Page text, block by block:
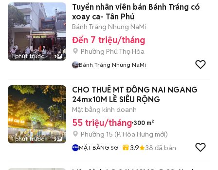
1 phút trước 1
Tuyển nhân viên bán Bánh Tráng có
xoay ca- Tân Phú
Bánh Tráng Nhung NaMi
Đến 7 triệu/tháng
Phường Phú Thọ Hòa
Bánh Tráng Nhung NaMi
1 phút trước 3
CHO THUÊ MT ĐỒNG NAI NGANG
24mx10M LỀ SIÊU RỘNG
Mặt bằng kinh doanh
55 triệu/tháng 300 m²
Phường 15 (P. Hòa Hưng mới)
MẶT BẰNG SG 3.9 38 đã bán